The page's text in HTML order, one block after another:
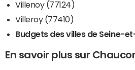
Villenoy (77124)
Villeroy (77410)
Budgets des villes de Seine-
En savoir plus sur